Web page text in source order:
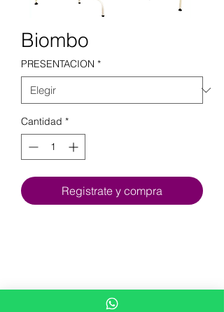
Biombo
PRESENTACION *
Cantidad *
Registrate y compra